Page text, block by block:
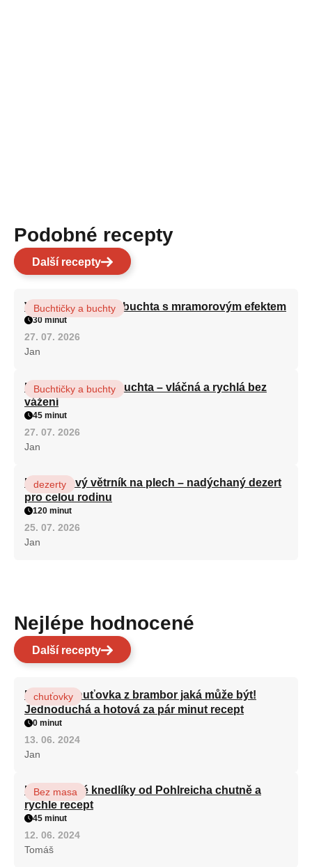
Podobné recepty
Další recepty
Vláčná olejová litá buchta s mramorovým efektem
Buchtičky a buchty
30 minut
27. 07. 2026
Jan
Hrnková maková buchta – vláčná a rychlá bez
vážení
Buchtičky a buchty
45 minut
27. 07. 2026
Jan
Karamelový větrník na plech – nadýchaný dezert
pro celou rodinu
dezerty
120 minut
25. 07. 2026
Jan
Nejlépe hodnocené
Další recepty
Nejlepší chuťovka z brambor jaká může být!
Jednoduchá a hotová za pár minut recept
chuťovky
0 minut
13. 06. 2024
Jan
Karlovarské knedlíky od Pohlreicha chutně a
rychle recept
Bez masa
45 minut
12. 06. 2024
Tomáš